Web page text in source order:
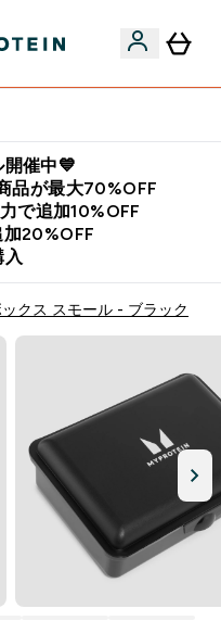
開催中💙
品が最大70%OFF
で追加10%OFF
加20%OFF
入
クス スモール - ブラック